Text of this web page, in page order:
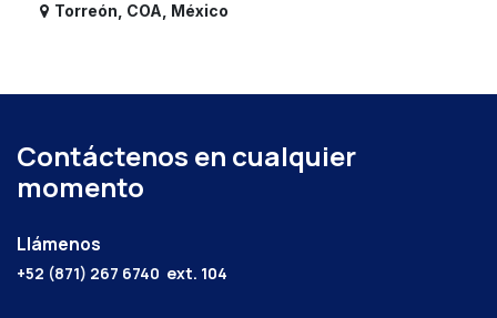
Torreón COA México
Contáctenos en cualquier
momento
Llámenos
+52 (871) 267 6740 ext. 104